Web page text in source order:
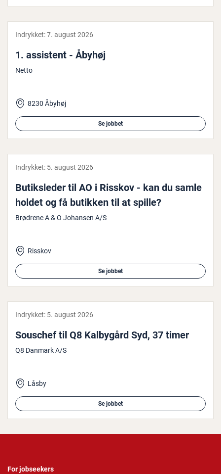
Indrykket:7. august 2026
1. assistent - Åbyhøj
Netto
8230 Åbyhøj
Se jobbet
Indrykket: 5. august 2026
Bu­tiks­le­der til AO i Risskov - kan du samle
holdet og få butikken til at spille?
Brødrene A & O Johansen A/S
Risskov
Se jobbet
Indrykket: 5. august 2026
Souschef til Q8 Kalbygård Syd, 37 timer
Q8 Danmark A/S
Låsby
Se jobbet
For jobseekers